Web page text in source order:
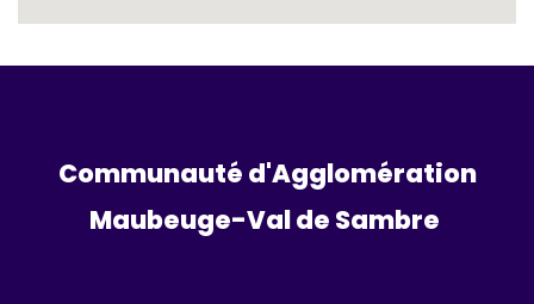
Communauté d'Agglomération
Maubeuge-Val de Sambre